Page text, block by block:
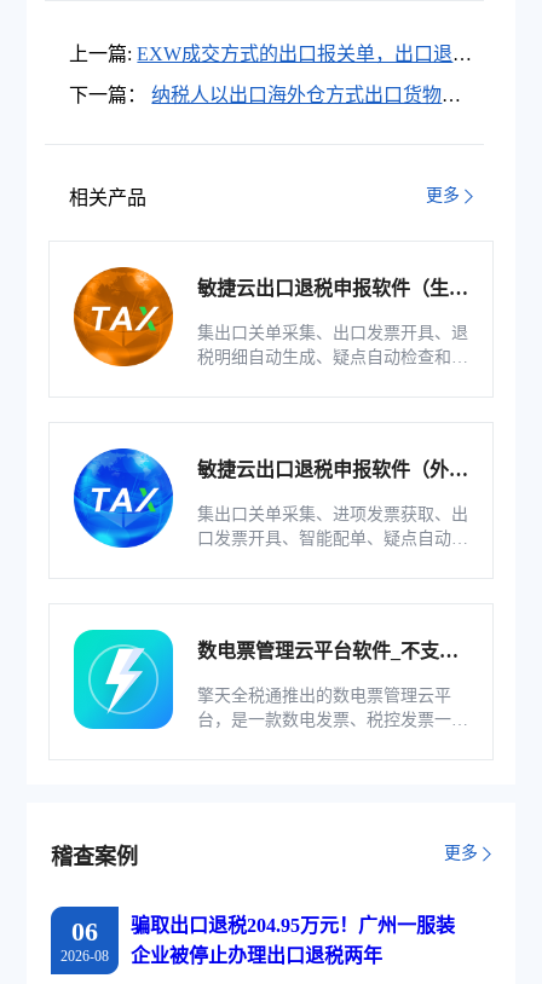
上一篇: EXW成交方式的出口报关单，出口退税
处理如何“进退自如”？
下一篇：
纳税人以出口海外仓方式出口货物，
相关产品 更多
敏捷云出口退税申报软件（生产
集出口关单采集、出口发票开具、退
税明细自动生成、疑点自动检查和调
敏捷云出口退税申报软件（外贸
集出口关单采集、进项发票获取、出
口发票开具、智能配单、疑点自动检
数电票管理云平台软件_不支持
擎天全税通推出的数电票管理云平
台，是一款数电发票、税控发票一体
稽查案例 更多
06
2026-08
骗取出口退税204.95万元！广州一服装
企业被停止办理出口退税两年